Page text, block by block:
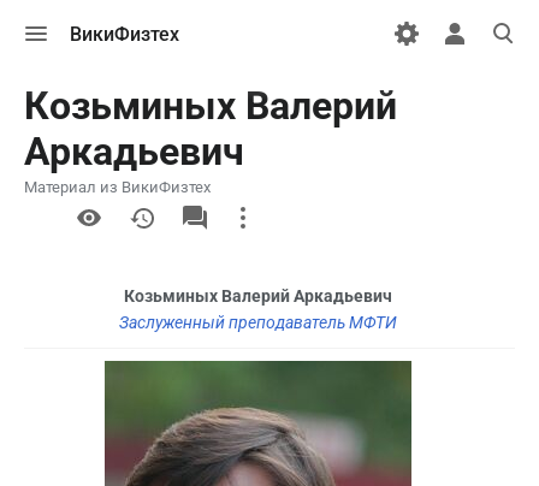
меню
ВикиФизтех
Открыть
поиск
Козьминых Валерий
Аркадьевич
Материал из ВикиФизтех
More
actions
Козьминых Валерий Аркадьевич
Заслуженный преподаватель МФТИ